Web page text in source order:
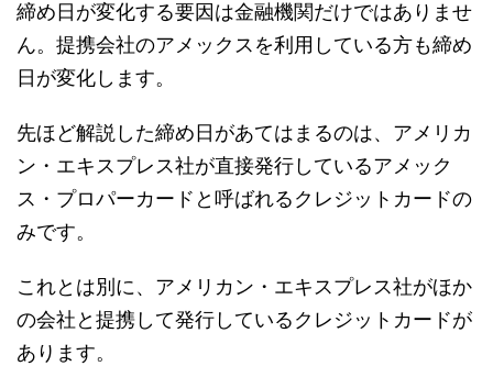
締め日が変化する要因は金融機関だけではありませ
ん。提携会社のアメックスを利用している方も締め
日が変化します。
先ほど解説した締め日があてはまるのは、アメリカ
ン・エキスプレス社が直接発行しているアメック
ス・プロパーカードと呼ばれるクレジットカードの
みです。
これとは別に、アメリカン・エキスプレス社がほか
の会社と提携して発行しているクレジットカードが
あります。